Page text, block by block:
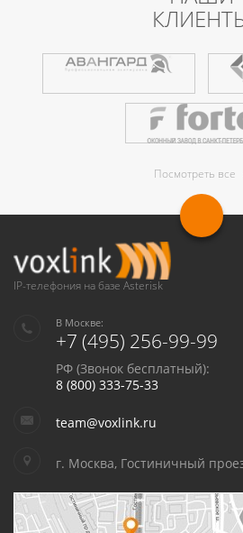
Посмотреть все
IP-телефония на базе Asterisk
В Москве:
+7 (495) 256-99-99
РФ (Звонок бесплатный):
8 (800) 333-75-33
team@voxlink.ru
г. Москва, Гостиничный